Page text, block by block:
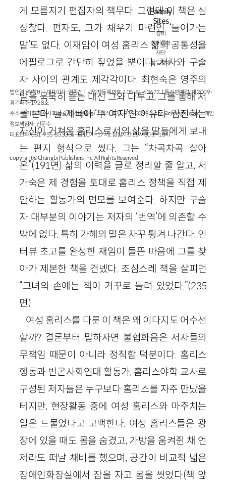
게 모름지기 편집자의 책무다. 그런데 이 책은 심
상찮다. 편자도, 그가 채우기 마련인 ‘들어가는
말’도 없다. 이재임이 여성 홈리스 삶의 공통성을
에필로그로 간단히 짚었을 뿐이다. 저자와 구술
자 사이의 관계도 제각각이다. 최현숙은 영주의
말을 묵묵히 듣는 대신 그와 다투고, 그를 통해 저
를 본다. 글 제목이 ‘두 여자’인 이유다. 김진희는
자신이 거쳐온 홈리스로서의 삶을 딸들에게 보내
는 편지 형식으로 썼다. 그는 “차곡차곡 살아
온”(191면) 삶의 이력을 글로 정리할 줄 알고, 서
가숙은 제 경험을 토대로 홈리스 정책을 직접 제
안하는 활동가의 면모를 보여준다. 하지만 구술
자 대부분의 이야기는 저자의 ‘번역’에 의존할 수
밖에 없다. 특히 가혜의 말은 자꾸 튕겨 나간다. 인
터뷰 초고를 완성한 재임이 들뜬 마음에 그를 찾
아가 제본한 책을 건넸다. 조심스레 책을 살피던
“그녀의 손에는 책이 거꾸로 들려 있었다.”(235
면)
여성 홈리스를 다룬 이 책은 왜 이다지도 어수선
할까? 결론부터 말하자면 불협화음은 저자들의
무책임 때문이 아니라 정직함 덕분이다. 홈리스
행동과 빈곤사회연대 활동가, 홈리스야학 교사로
구성된 저자들은 누구보다 홈리스를 자주 만났을
테지만, 현장활동 중에 여성 홈리스와 마주치는
일은 드물었다고 고백한다. 여성 홈리스들은 광
장에 있을 때도 몸을 숨겼고, 가방을 움켜쥔 채 언
제라도 떠날 채비를 했으며, 공간이 비교적 넓은
장애인화장실에서 잠을 자고 몸을 씻었다(책 앞
Family
Sites
창비
창비문화
재단
클럽창비
법인명 : ㈜창비ㅣ대표이사 : 염종선ㅣ사업자등록번호 : 105-81-63672ㅣ통신판매업 : 제 2009-
경기파주-1928호
주소 : 경기도 파주시 회동길 184(문발동)ㅣ팩스 : 031-955-3399 ㅣcnc@changbi.comㅣ개인
정보책임자 : 신문수
대표전화 : 031-955-3333(월~금 10시~17시), 점심시간 11시 30분~13시
copyright © Changbi Publishers, inc. All Rights Reserved.